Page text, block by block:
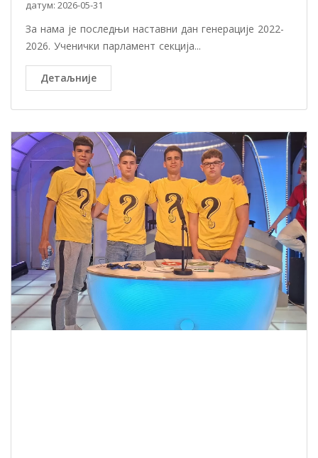
датум: 2026-05-31
За нама је последњи наставни дан генерације 2022-
2026. Ученички парламент секција...
Детаљније